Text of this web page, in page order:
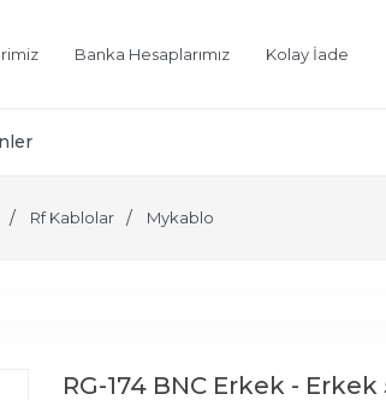
Banka Hesaplarımız Kolay İade
Rf Kablolar Mykablo
RG-174 BNC Erkek -